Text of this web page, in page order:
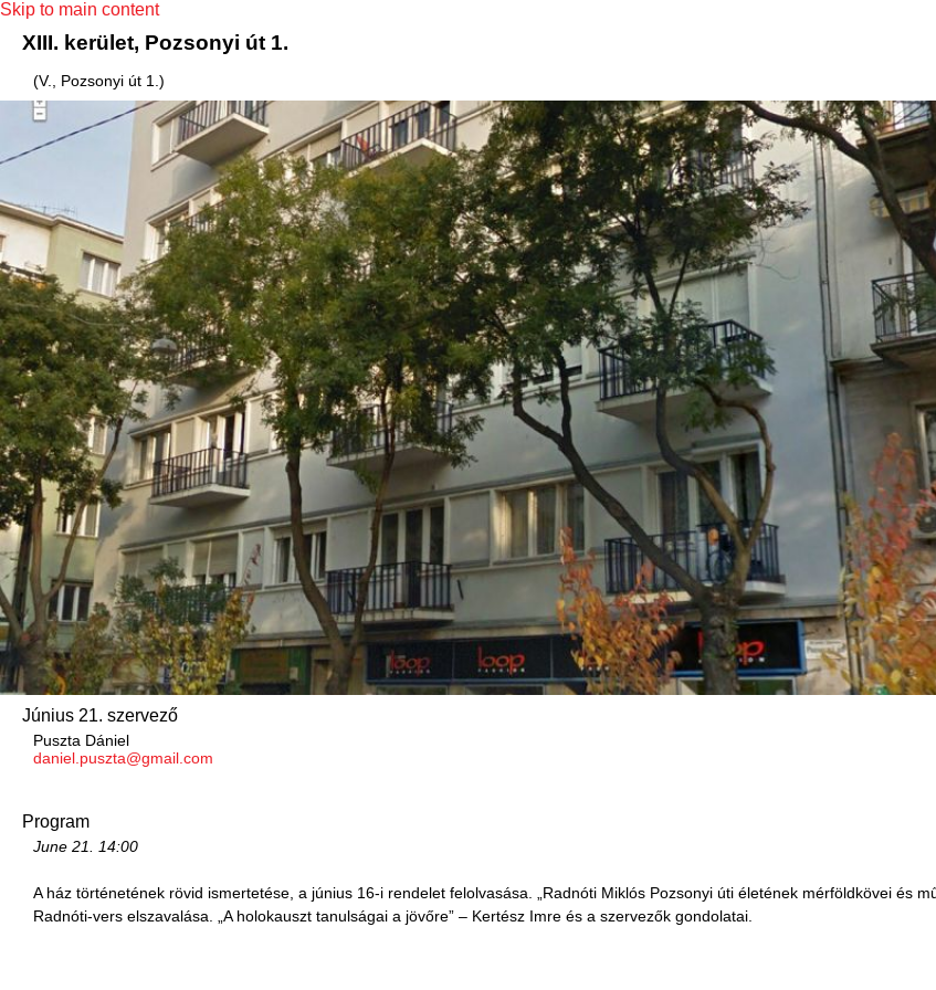
Skip to main content
XIII. kerület, Pozsonyi út 1.
(V., Pozsonyi út 1.)
Június 21. szervező
Puszta Dániel
daniel.puszta@gmail.com
Program
June 21. 14:00
A ház történetének rövid ismertetése, a június 16-i rendelet felolvasása. „Radnóti Miklós Pozsonyi úti életének mérföldkövei és
Radnóti-vers elszavalása. „A holokauszt tanulságai a jövőre” – Kertész Imre és a szervezők gondolatai.